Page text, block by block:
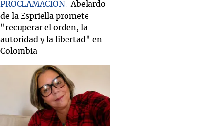
PROCLAMACIÓN
Abelardo
de la Espriella promete
"recuperar el orden, la
autoridad y la libertad" en
Colombia